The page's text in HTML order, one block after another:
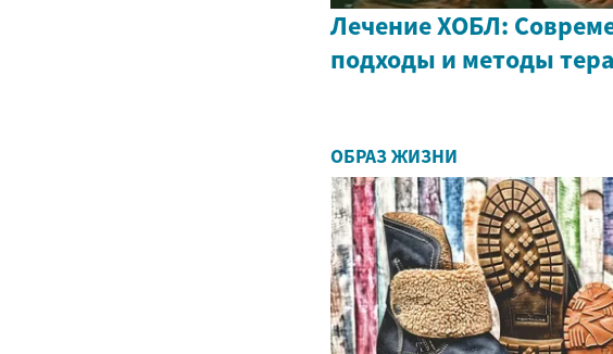
Лечение ХОБЛ:
подходы и методы
ОБРАЗ ЖИЗНИ